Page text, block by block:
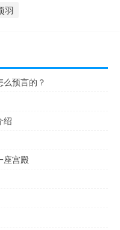
羽
预言的？
绍
座宫殿